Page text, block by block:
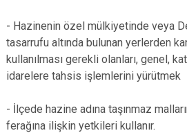
- Hazinenin özel mülkiyetinde veya
tasarrufu altında bulunan yerlerden
kullanılması gerekli olanları, genel,
idarelere tahsis işlemlerini yürütmek
- İlçede hazine adına taşınmaz
ferağına ilişkin yetkileri kullanır.